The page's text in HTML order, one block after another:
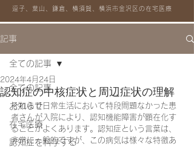
逗子、葉山、鎌倉、横須賀、横浜市金沢区の在宅医療
記事
全ての記事
お知らせ
在宅医療
認知症を科学する
全ての記事
認知症の中核症状と周辺症状の理解
2024年4月24日
それまで日常生活において特段問題なかった患
者さんが入院により、認知機能障害が顕在化す
ることがよくあります。認知症という言葉は、
非常に一般的ですが、この病気は様々な特徴あ